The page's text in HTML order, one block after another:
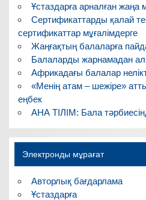
Ұстаздарға арналған жаңа
Сертификаттарды қалай
сертификаттар мұғалімдерге
Жаңғақтың балаларға
Балаларды жарнамадан
Африкадағы балалар
«Менің атам – шежіре»
еңбек
АНА ТІЛІМ: Бала
Электронды мұрағат
Авторлық бағдарлама
Ұстаздарға